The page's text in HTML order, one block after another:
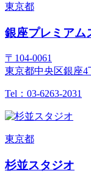
東京都
銀座プレミアム
〒104-0061
東京都中央区銀座4
Tel：03-6263-2031
東京都
杉並スタジオ